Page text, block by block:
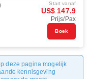
Start vanaf
US$ 147.9
Prijs/Pax
Boek
deze pagina mogelijk
kennisgeving